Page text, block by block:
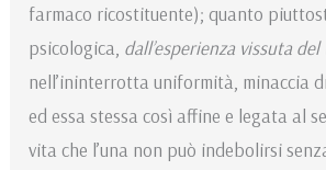
farmaco ricostituente); quanto
psicologica, dall’esperienza vissuta
nell’ininterrotta uniformità, minaccia
ed essa stessa così affine e legata al
vita che l’una non può indebolirsi